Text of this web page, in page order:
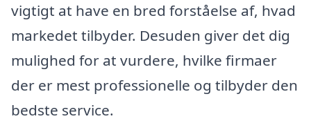
vigtigt at have en bred forståelse af, hvad
markedet tilbyder. Desuden giver det dig
mulighed for at vurdere, hvilke firmaer
der er mest professionelle og tilbyder den
bedste service.